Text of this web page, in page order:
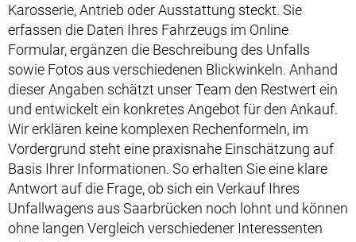
Karosserie, Antrieb oder Ausstattung steckt. Sie
erfassen die Daten Ihres Fahrzeugs im Online
Formular, ergänzen die Beschreibung des Unfalls
sowie Fotos aus verschiedenen Blickwinkeln. Anhand
dieser Angaben schätzt unser Team den Restwert ein
und entwickelt ein konkretes Angebot für den Ankauf.
Wir erklären keine komplexen Rechenformeln, im
Vordergrund steht eine praxisnahe Einschätzung auf
Basis Ihrer Informationen. So erhalten Sie eine klare
Antwort auf die Frage, ob sich ein Verkauf Ihres
Unfallwagens aus Saarbrücken noch lohnt und können
ohne langen Vergleich verschiedener Interessenten